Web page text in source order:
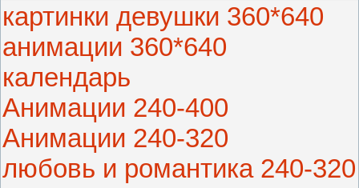
картинки девушки 360*640
анимации 360*640
календарь
Анимации 240-400
Анимации 240-320
любовь и романтика 240-320